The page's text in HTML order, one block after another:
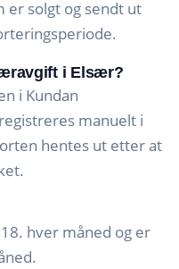
er solgt og sendt ut
i Elsær?
i Kundan
manuelt i
hentes ut etter at
hver måned og er